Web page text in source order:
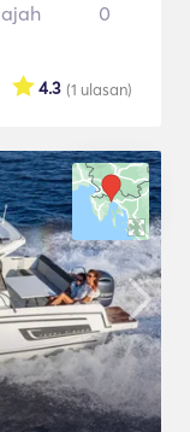
0
(1 ulasan)
4.3